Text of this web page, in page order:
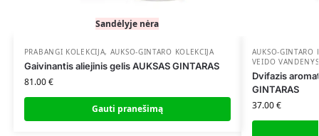
Sandėlyje nėra
PRABANGI KOLEKCIJA, AUKSO-GINTARO KOLEKCIJA
Gaivinantis aliejinis gelis AUKSAS GINTARAS
81.00€
Gauti pranešimą
AUKSO-GINTARO
VEIDO VANDENYS
Dvifazis
GINTARAS
37.00€